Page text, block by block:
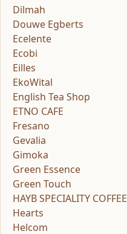
Dilmah
Douwe Egberts
Ecelente
Ecobi
Eilles
EkoWital
English Tea Shop
ETNO CAFE
Fresano
Gevalia
Gimoka
Green Essence
Green Touch
HAYB SPECIALITY COFFEE
Hearts
Helcom